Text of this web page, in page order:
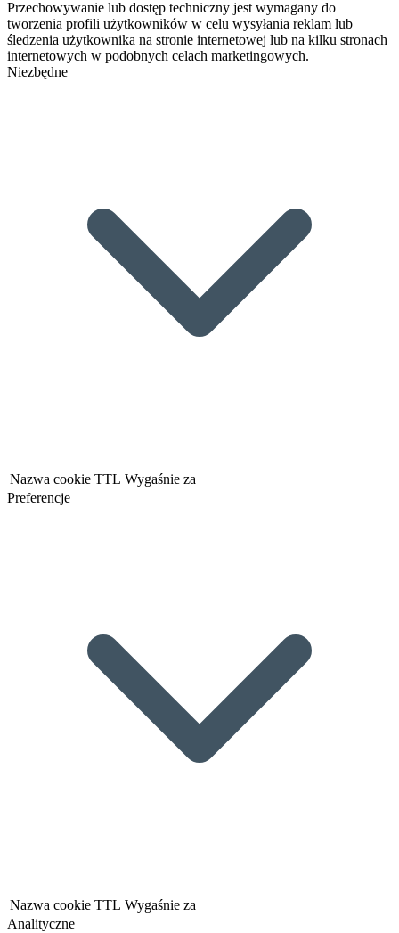
Przechowywanie lub dostęp techniczny jest wymagany do
tworzenia profili użytkowników w celu wysyłania reklam lub
śledzenia użytkownika na stronie internetowej lub na kilku stronach
internetowych w podobnych celach marketingowych.
Niezbędne
Nazwa cookie TTL Wygaśnie za
Preferencje
Nazwa cookie TTL Wygaśnie za
Analityczne